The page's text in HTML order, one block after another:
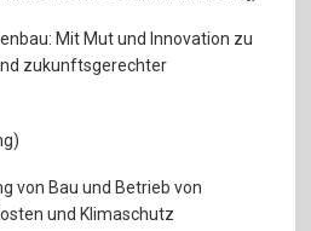
Mit Mut und Innovation zu
zukunftsgerechter
von Bau und Betrieb von
und Klimaschutz